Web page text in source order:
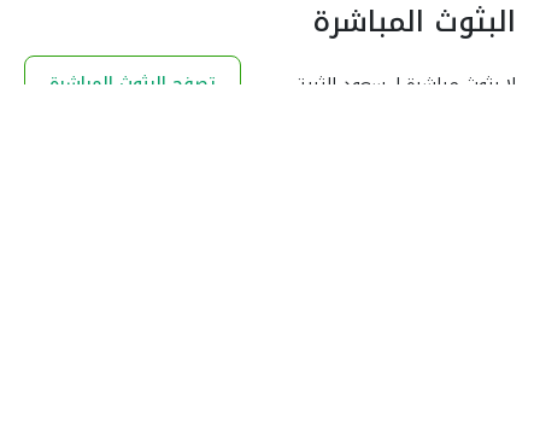
البثوث المباشرة
لا بثوث مباشرة لـ سعود الثبيتي تصفح البثوث المباشرة